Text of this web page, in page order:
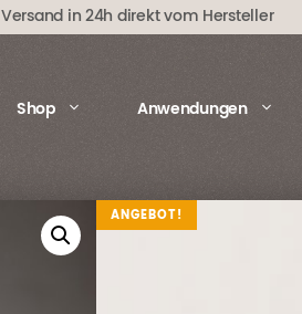
in 24h direkt vom Hersteller
Shop Anwendungen
ANGEBOT!